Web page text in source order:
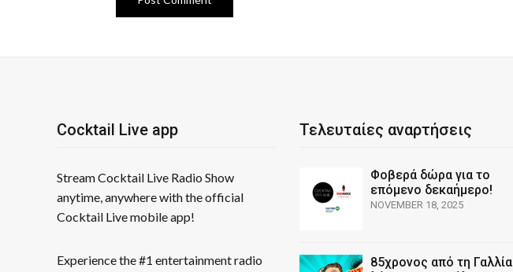
Cocktail Live app
Stream Cocktail Live Radio Show
anytime, anywhere with the official
Cocktail Live mobile app!
Experience the #1 entertainment radio
Τελευταίες αναρτήσεις
Φοβερά δώρα για το
επόμενο δεκαήμερο!
NOVEMBER 18, 2025
85χρονος από τη Γαλλία